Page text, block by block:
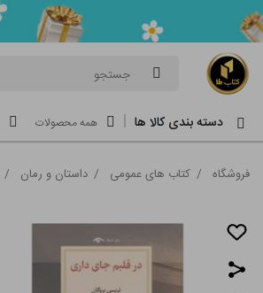
جستجو
دسته بندی کالا ها همه محصولات
فروشگاه / کتاب های عمومی / داستان و رمان /